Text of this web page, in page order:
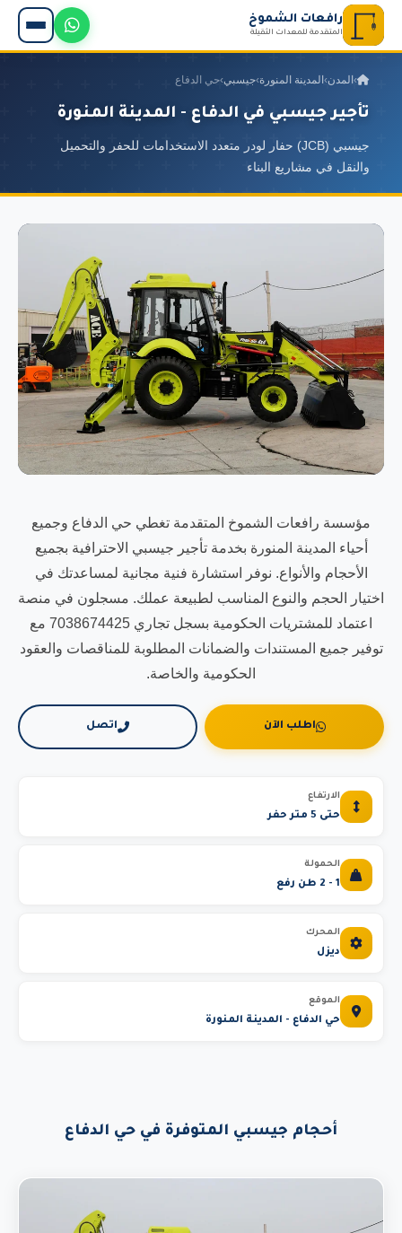
رافعات الشموخ
المتقدمة للمعدات الثقيلة
› المدن› المدينة المنورة›جيسبي›حي الدفاع
تأجير جيسبي في الدفاع - المدينة المنورة
جيسبي (JCB) حفار لودر متعدد الاستخدامات للحفر والتحميل
والنقل في مشاريع البناء
مؤسسة رافعات الشموخ المتقدمة تغطي حي الدفاع وجميع
أحياء المدينة المنورة بخدمة تأجير جيسبي الاحترافية بجميع
الأحجام والأنواع. نوفر استشارة فنية مجانية لمساعدتك في
اختيار الحجم والنوع المناسب لطبيعة عملك. مسجلون في منصة
اعتماد للمشتريات الحكومية بسجل تجاري 7038674425 مع
توفير جميع المستندات والضمانات المطلوبة للمناقصات والعقود
الحكومية والخاصة.
اطلب الآن اتصل
الارتفاع
حتى 5 متر حفر
الحمولة
1 - 2 طن رفع
المحرك
ديزل
الموقع
حي الدفاع - المدينة المنورة
أحجام جيسبي المتوفرة في حي الدفاع